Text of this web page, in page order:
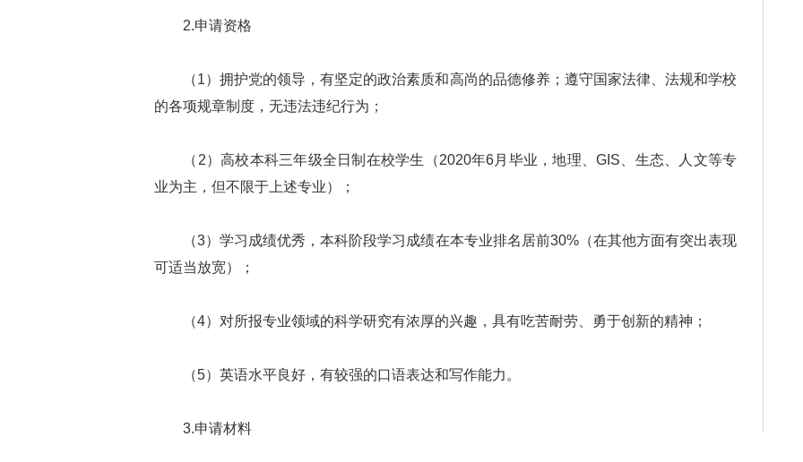
2.申请资格
（1）拥护党的领导，有坚定的政治素质和高尚的品德修养；遵守国家法律、法规和学校
的各项规章制度，无违法违纪行为；
（2）高校本科三年级全日制在校学生（2020年6月毕业，地理、GIS、生态、人文等专
业为主，但不限于上述专业）；
（3）学习成绩优秀，本科阶段学习成绩在本专业排名居前30%（在其他方面有突出表现
可适当放宽）；
（4）对所报专业领域的科学研究有浓厚的兴趣，具有吃苦耐劳、勇于创新的精神；
（5）英语水平良好，有较强的口语表达和写作能力。
3.申请材料